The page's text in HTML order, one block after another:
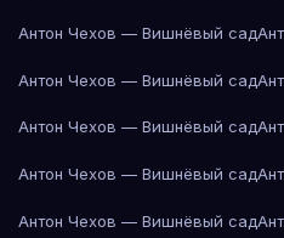
Антон Чехов — Вишнёвый сад
Антон Чехов — Вишнёвый сад
Антон Чехов — Вишнёвый сад
Антон Чехов — Вишнёвый сад
Антон Чехов — Вишнёвый сад